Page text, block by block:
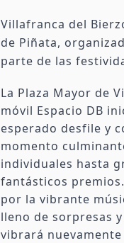
Villafranca del
de Piñata,
parte de las
La Plaza Mayor de
móvil Espacio DB
esperado desfile y
momento
individuales hasta
fantásticos
por la vibrante
lleno de sorpresas
vibrará